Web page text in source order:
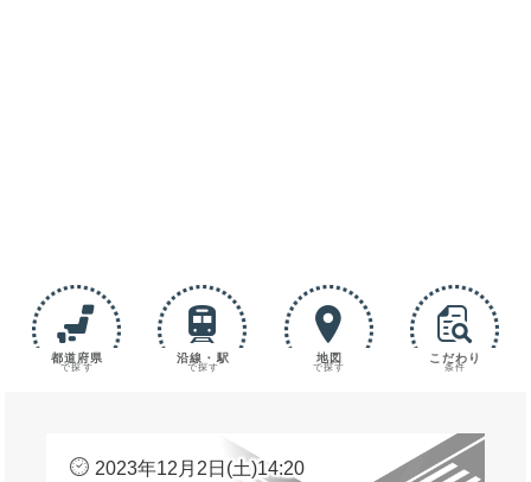
都道府県
で探す
沿線・駅
で探す
地図
で探す
こだわり
条件
2023年12月2日(土)14:20